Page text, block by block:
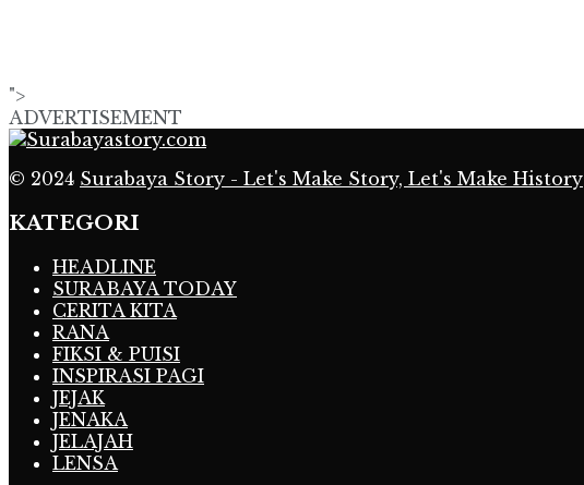
">
ADVERTISEMENT
© 2024 Surabaya Story - Let's Make Story, Let's Make History
KATEGORI
HEADLINE
SURABAYA TODAY
CERITA KITA
RANA
FIKSI & PUISI
INSPIRASI PAGI
JEJAK
JENAKA
JELAJAH
LENSA